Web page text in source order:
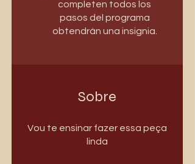
completen todos los
pasos del programa
obtendrán una insignia.
Sobre
Vou te ensinar fazer essa peça
linda